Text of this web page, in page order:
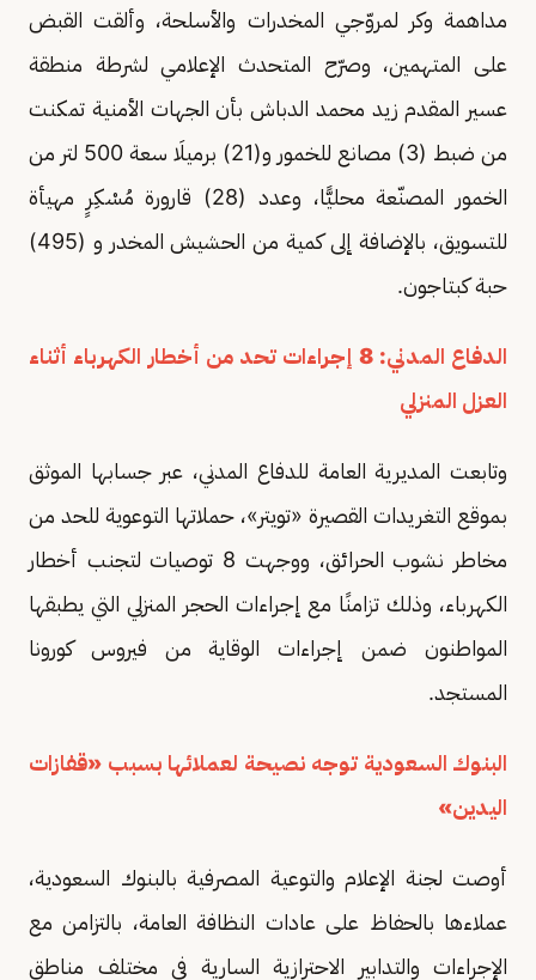
مداهمة وكر لمروّجي المخدرات والأسلحة، وألقت القبض
على المتهمين، وصرّح المتحدث الإعلامي لشرطة منطقة
عسير المقدم زيد محمد الدباش بأن الجهات الأمنية تمكنت
من ضبط (3) مصانع للخمور و(21) برميلَا سعة 500 لتر من
الخمور المصنّعة محليًّا، وعدد (28) قارورة مُسْكِرٍ مهيأة
للتسويق، بالإضافة إلى كمية من الحشيش المخدر و (495)
حبة كبتاجون.
الدفاع المدني: 8 إجراءات تحد من أخطار الكهرباء أثناء
العزل المنزلي
وتابعت المديرية العامة للدفاع المدني، عبر جسابها الموثق
بموقع التغريدات القصيرة «تويتر»، حملاتها التوعوية للحد من
مخاطر نشوب الحرائق، ووجهت 8 توصيات لتجنب أخطار
الكهرباء، وذلك تزامنًا مع إجراءات الحجر المنزلي التي يطبقها
المواطنون ضمن إجراءات الوقاية من فيروس كورونا
المستجد.
البنوك السعودية توجه نصيحة لعملائها بسبب «قفازات
اليدين»
أوصت لجنة الإعلام والتوعية المصرفية بالبنوك السعودية،
عملاءها بالحفاظ على عادات النظافة العامة، بالتزامن مع
الإجراءات والتدابير الاحترازية السارية في مختلف مناطق